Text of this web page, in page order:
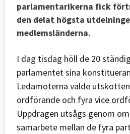
parlamentarikerna fick
den delat högsta
medlemsländerna.
I dag tisdag höll de 20
parlamentet sina
Ledamöterna valde
ordförande och fyra vice
Uppdragen utsågs genom
samarbete mellan de fyra